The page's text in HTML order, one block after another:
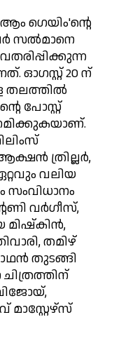
ഗെയിം'ന്റെ
സല്‍മാനെ
ഓഗസ്റ്റ് 20 ന്
തലത്തില്‍
പോസ്റ്റ്
ത്രില്ലര്‍,
വലിയ
സംവിധാനം
വര്‍ഗീസ്,
മിഷ്‌കിന്‍,
തമിഴ്
തുടങ്ങി